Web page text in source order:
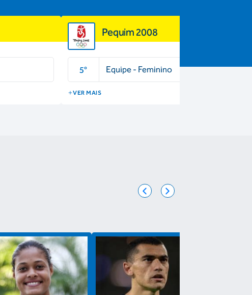
Pequim 2008
5° Equipe - Feminino
VER MAIS